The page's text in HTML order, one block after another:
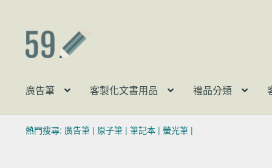
跳至導覽列
跳至主要內容
廣告筆 客製化文書用品 禮品分類
熱門搜尋: 廣告筆| 原子筆| 筆記本| 螢光筆|